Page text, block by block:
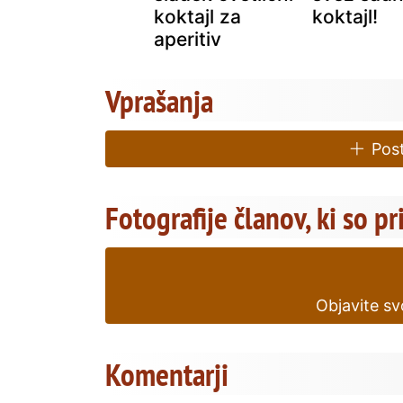
koktajl za
aperitiv
koktajl!
Vprašanja
Fotografije članov, ki so
Objavite
Komentarji